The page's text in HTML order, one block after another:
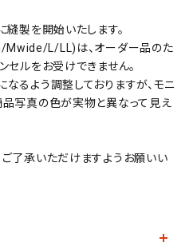
縫製を開始いたします。
Mwide/L/LL)は、オーダー品のた
セルをお受けできません。
るよう調整しておりますが、モニ
品写真の色が実物と異なって見え
了承いただけますようお願いい